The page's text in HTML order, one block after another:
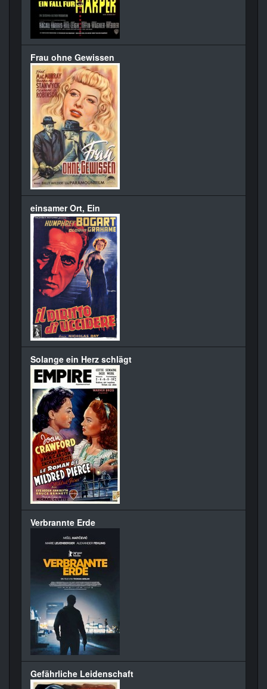
Frau ohne Gewissen
einsamer Ort, Ein
Solange ein Herz schlägt
Verbrannte Erde
Gefährliche Leidenschaft